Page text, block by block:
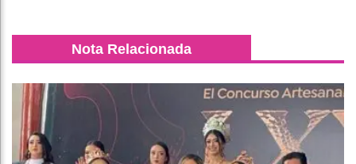
Nota Relacionada